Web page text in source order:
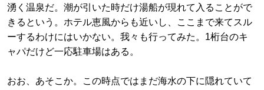
湧く温泉だ。潮が引いた時だけ湯船が現れて入ることがで
きるという。ホテル恵風からも近いし、ここまで来てスル
ーするわけにはいかない。我々も行ってみた。1桁台のキ
ャパだけど一応駐車場はある。
おお、あそこか。この時点ではまだ海水の下に隠れていて